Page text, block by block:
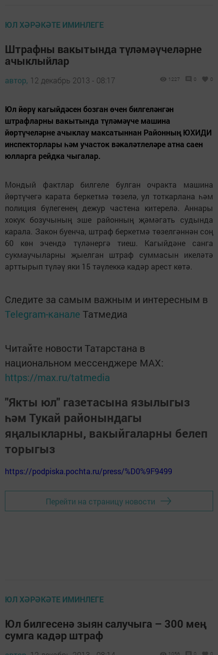
ЮЛ ХӘРӘКӘТЕ ИМИНЛЕГЕ
Штрафны вакытында түләмәүчеләрне
ачыклыйлар
автор, 12 декабрь 2013 - 08:17 1227 0 0
Юл йөрү кагыйдәсен бозган өчен билгеләнгән
штрафларны вакытында түләмәүче машина
йөртүчеләрне ачыклау максатыннан Районның ЮХИДИ
инспекторлары һәм участок вәкаләтлеләре атна саен
юлларга рейдка чыгалар.
Мондый фактлар билгеле булган очракта машина
йөртүчегә карата беркетмә төзелә, ул тоткарлана һәм
полиция бүлегенең дежур частена китерелә. Аннары
хокук бозучының эше районның җәмәгать судында
карала. Закон буенча, штраф беркетмә төзелгәннән соң
60 көн эчендә түләнергә тиеш. Кагыйдәне санга
сукмаучыларны җыелган штраф суммасын икеләтә
арттырып түләү яки 15 тәүлеккә кадәр арест көтә.
Следите за самым важным и интересным в
Telegram-канале Татмедиа
Читайте новости Татарстана в
национальном мессенджере MАХ:
https://max.ru/tatmedia
"Якты юл" газетасына язылыгыз
һәм Тукай районындагы
яңалыкларны, вакыйгаларны белеп
торыгыз
https://podpiska.pochta.ru/press/%D0%9F9499
Перейти на страницу новости
ЮЛ ХӘРӘКӘТЕ ИМИНЛЕГЕ
Юл билгесенә зыян салучыга – 300 мең
сумга кадәр штраф